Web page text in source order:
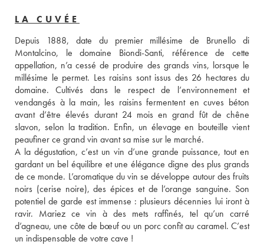
LA CUVÉE
Depuis 1888, date du premier millésime de Brunello di
Montalcino, le domaine Biondi-Santi, référence de cette
appellation, n’a cessé de produire des grands vins, lorsque le
millésime le permet. Les raisins sont issus des 26 hectares du
domaine. Cultivés dans le respect de l’environnement et
vendangés à la main, les raisins fermentent en cuves béton
avant d’être élevés durant 24 mois en grand fût de chêne
slavon, selon la tradition. Enfin, un élevage en bouteille vient
peaufiner ce grand vin avant sa mise sur le marché.
A la dégustation, c’est un vin d’une grande puissance, tout en
gardant un bel équilibre et une élégance digne des plus grands
de ce monde. L’aromatique du vin se développe autour des fruits
noirs (cerise noire), des épices et de l’orange sanguine. Son
potentiel de garde est immense : plusieurs décennies lui iront à
ravir. Mariez ce vin à des mets raffinés, tel qu’un carré
d’agneau, une côte de bœuf ou un porc confit au caramel. C’est
un indispensable de votre cave !